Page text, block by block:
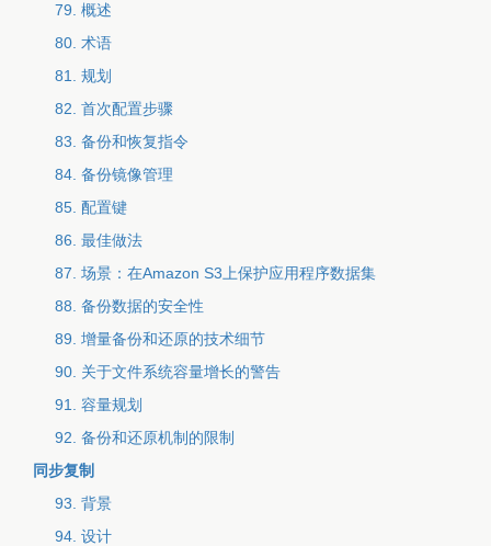
79. 概述
80. 术语
81. 规划
82. 首次配置步骤
83. 备份和恢复指令
84. 备份镜像管理
85. 配置键
86. 最佳做法
87. 场景：在Amazon S3上保护应用程序数据集
88. 备份数据的安全性
89. 增量备份和还原的技术细节
90. 关于文件系统容量增长的警告
91. 容量规划
92. 备份和还原机制的限制
同步复制
93. 背景
94. 设计